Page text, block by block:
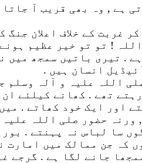
ہے , وہ بھی قریب آ
غربت کے خلاف اعلان
! تو تو خیر عظیم
ہے . تیری باتیں سمجھ
انسان ہیں .
اللہ علیہ و آلہ
تھے . کھانے کیلئے
سا لباس نہ پہنتے .
کہ جن ممالک میں
جانے لگا ہے . گرجے